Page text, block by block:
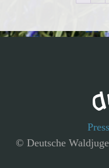
© Deutsche